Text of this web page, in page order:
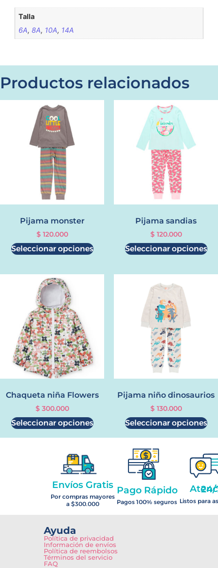
Talla
6A,8A, 10A, 14A
Productos relacionados
Pijama monster
$120.000
Seleccionar opciones
Pijama sandias
$120.000
Seleccionar opciones
Chaqueta niña Flowers
$300.000
Seleccionar opciones
Pijama niño dinosaurios
$130.000
Seleccionar opciones
Envíos Gratis
Por compras mayores
a $300.000
Pago Rápido
Pagos 100% seguros
Atención
Listos para
Ayuda
Política de privacidad
Información de envíos
Política de reembolsos
Términos del servicio
FAQ